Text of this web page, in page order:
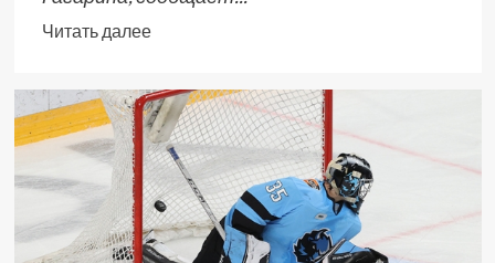
Читать далее